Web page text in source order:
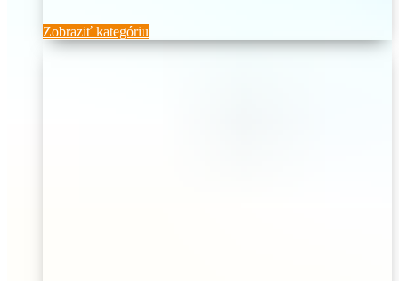
Zobraziť kategóriu